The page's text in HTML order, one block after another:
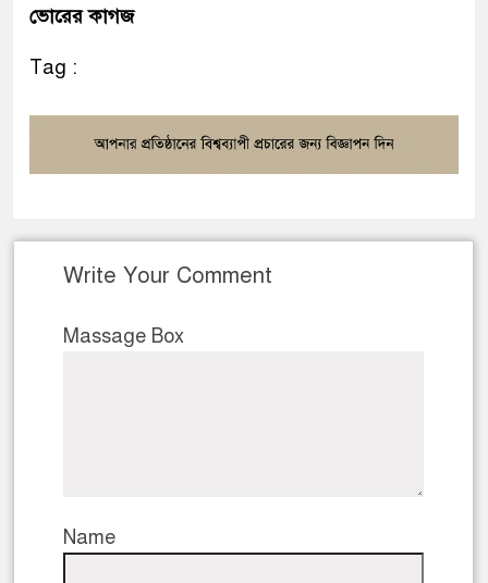
ভোরের কাগজ
Tag :
Write Your Comment
Massage Box
Name